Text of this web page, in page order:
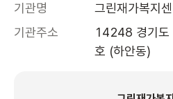
기관명
그린재가복지센
기관주소
14248 경기도
호 (하안동)